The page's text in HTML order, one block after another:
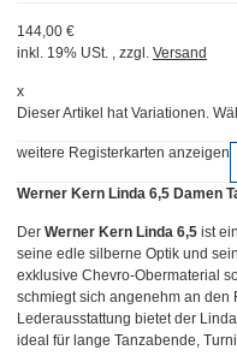
144,00 €
inkl. 19% USt. , zzgl. Versand
x
Dieser Artikel hat Variationen.
weitere Registerkarten anzeigen
Werner Kern Linda 6,5 Damen
Der Werner Kern Linda 6,5 ist
seine edle silberne Optik und
exklusive Chevro-Obermaterial
schmiegt sich angenehm an den
Lederausstattung bietet der
ideal für lange Tanzabende,